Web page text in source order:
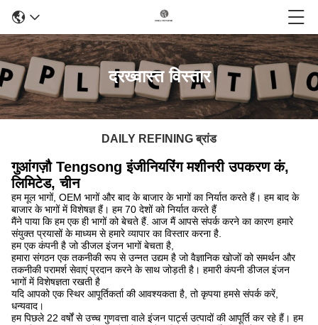
दरख्वास्त विस्तार
DAILY REFINING ब्रांड
गुआंगज़ौ Tengsong इंजीनियरिंग मशीनरी उपकरण कं,
लिमिटेड, चीन
हम मूल भागों, OEM भागों और बाद के बाजार के भागों का निर्यात करते हैं। हम बाद के
बाजार के भागों में विशेषज्ञ हैं। हम 70 देशों को निर्यात करते हैं
मैंने पाया कि हम एक ही भागों को बेचते हैं. आज मैं आपसे संपर्क करने का कारण हमारे
संयुक्त प्रयासों के माध्यम से हमारे व्यापार का विस्तार करना है.
हम एक कंपनी है जो डीजल इंजन भागों बेचता है,
हमारा संगठन एक तकनीकी रूप से उन्नत उद्यम है जो वैज्ञानिक खोजों को समर्थन और
तकनीकी परामर्श सेवाएं प्रदान करने के साथ जोड़ती है। हमारी कंपनी डीजल इंजन
भागों में विशेषज्ञता रखती है
यदि आपको एक स्थिर आपूर्तिकर्ता की आवश्यकता है, तो कृपया हमसे संपर्क करें,
धन्यवाद।
हम पिछले 22 वर्षों से उच्च गुणवत्ता वाले इंजन पार्ट्स उत्पादों की आपूर्ति कर रहे हैं। हम